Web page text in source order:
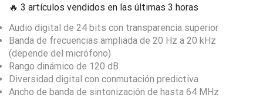
🔥 3 artículos vendidos en las últimas 3 horas
Audio digital de 24 bits con transparencia superior
Banda de frecuencias ampliada de 20 Hz a 20 kHz
(depende del micrófono)
Rango dinámico de 120 dB
Diversidad digital con conmutación predictiva
Ancho de banda de sintonización de hasta 64 MHz